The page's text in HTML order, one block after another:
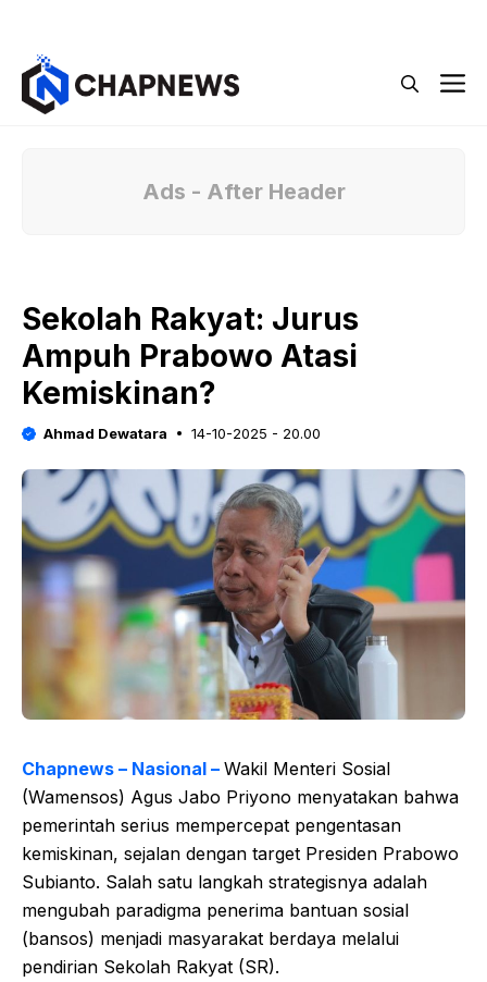
Ads - After Header
Sekolah Rakyat: Jurus
Ampuh Prabowo Atasi
Kemiskinan?
Ahmad Dewatara 14-10-2025 - 20.00
Chapnews – Nasional – Wakil Menteri Sosial
(Wamensos) Agus Jabo Priyono menyatakan bahwa
pemerintah serius mempercepat pengentasan
kemiskinan, sejalan dengan target Presiden Prabowo
Subianto. Salah satu langkah strategisnya adalah
mengubah paradigma penerima bantuan sosial
(bansos) menjadi masyarakat berdaya melalui
pendirian Sekolah Rakyat (SR).